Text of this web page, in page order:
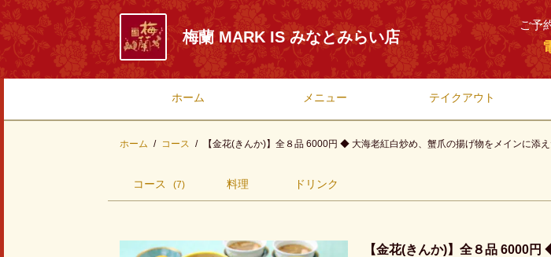
梅蘭 MARK IS みなとみらい店
ご予
ホーム メニュー テイクアウト
ホーム コース 【金花(きんか)】全８品 6000円 ◆ 大海老紅白炒め、蟹爪の揚げ物をメインに添
コース (7) 料理 ドリンク
【金花(きんか)】全８品 6000